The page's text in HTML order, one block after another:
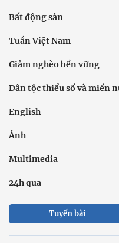
Bất động sản
Tuần Việt Nam
Giảm nghèo bền vững
Dân tộc thiểu số và miền
English
Ảnh
Multimedia
24h qua
Tuyến bài